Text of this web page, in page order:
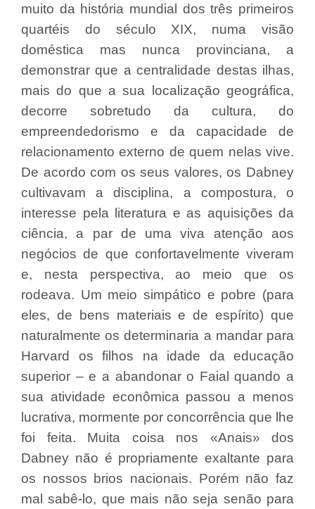
muito da história mundial dos três primeiros
quartéis do século XIX, numa visão
doméstica mas nunca provinciana, a
demonstrar que a centralidade destas ilhas,
mais do que a sua localização geográfica,
decorre sobretudo da cultura, do
empreendedorismo e da capacidade de
relacionamento externo de quem nelas vive.
De acordo com os seus valores, os Dabney
cultivavam a disciplina, a compostura, o
interesse pela literatura e as aquisições da
ciência, a par de uma viva atenção aos
negócios de que confortavelmente viveram
e, nesta perspectiva, ao meio que os
rodeava. Um meio simpático e pobre (para
eles, de bens materiais e de espírito) que
naturalmente os determinaria a mandar para
Harvard os filhos na idade da educação
superior – e a abandonar o Faial quando a
sua atividade econômica passou a menos
lucrativa, mormente por concorrência que lhe
foi feita. Muita coisa nos «Anais» dos
Dabney não é propriamente exaltante para
os nossos brios nacionais. Porém não faz
mal sabê-lo, que mais não seja senão para